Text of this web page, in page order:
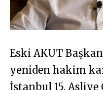
Eski AKUT
yeniden hakim
İstanbul 15. Asliye